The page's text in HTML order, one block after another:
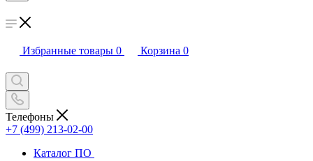
Избранные товары 0 Корзина 0
Телефоны
+7 (499) 213-02-00
Каталог ПО